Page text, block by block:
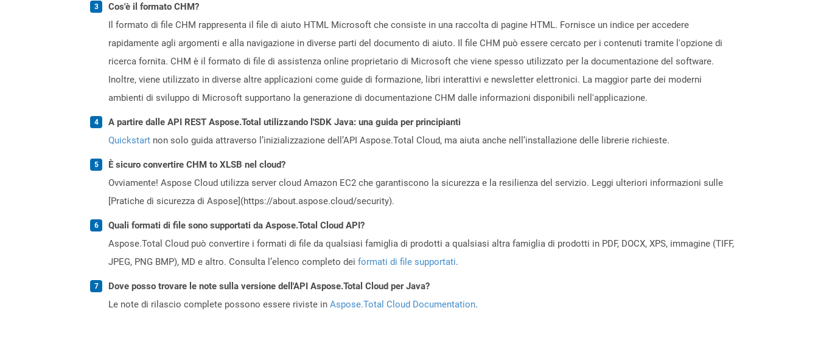
Cos'è il formato CHM?
Il formato di file CHM rappresenta il file di aiuto HTML Microsoft che consiste in una raccolta di pagine HTML. Fornisce un indice per accedere
rapidamente agli argomenti e alla navigazione in diverse parti del documento di aiuto. Il file CHM può essere cercato per i contenuti tramite l'opzione di
ricerca fornita. CHM è il formato di file di assistenza online proprietario di Microsoft che viene spesso utilizzato per la documentazione del software.
Inoltre, viene utilizzato in diverse altre applicazioni come guide di formazione, libri interattivi e newsletter elettronici. La maggior parte dei moderni
ambienti di sviluppo di Microsoft supportano la generazione di documentazione CHM dalle informazioni disponibili nell'applicazione.
A partire dalle API REST Aspose.Total utilizzando l'SDK Java: una guida per principianti
Quickstart non solo guida attraverso l’inizializzazione dell’API Aspose.Total Cloud, ma aiuta anche nell’installazione delle librerie richieste.
È sicuro convertire CHM to XLSB nel cloud?
Ovviamente! Aspose Cloud utilizza server cloud Amazon EC2 che garantiscono la sicurezza e la resilienza del servizio. Leggi ulteriori informazioni sulle
[Pratiche di sicurezza di Aspose](https://about.aspose.cloud/security).
Quali formati di file sono supportati da Aspose.Total Cloud API?
Aspose.Total Cloud può convertire i formati di file da qualsiasi famiglia di prodotti a qualsiasi altra famiglia di prodotti in PDF, DOCX, XPS, immagine (TIFF,
JPEG, PNG BMP), MD e altro. Consulta l’elenco completo dei formati di file supportati.
Dove posso trovare le note sulla versione dell'API Aspose.Total Cloud per Java?
Le note di rilascio complete possono essere riviste in Aspose.Total Cloud Documentation.